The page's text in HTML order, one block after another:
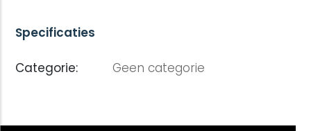
Specificaties
Categorie: Geen categorie